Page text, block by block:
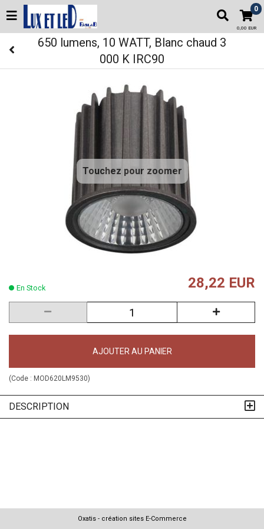
0
0,00 EUR
650 lumens, 10 WATT, Blanc chaud 3
000 K IRC90
Touchez pour zoomer
En Stock 28,22 EUR
AJOUTER AU PANIER
(Code : MOD620LM9530)
DESCRIPTION
Oxatis - création sites E-Commerce